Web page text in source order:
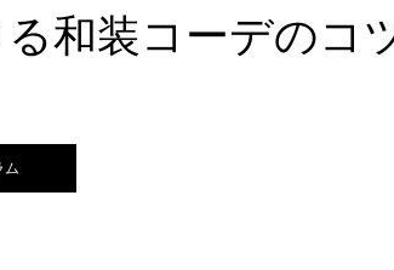
和装コーデのコ
ム